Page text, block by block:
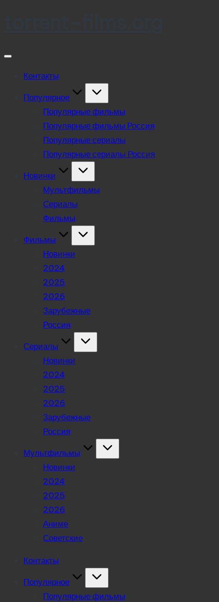
Контакты
Популярное
Популярные фильмы
Популярные фильмы Россия
Популярные сериалы
Популярные сериалы Россия
Новинки
Мультфильмы
Сериалы
Фильмы
Фильмы
Новинки
2024
2025
2026
Зарубежные
Россия
Сериалы
Новинки
2024
2025
2026
Зарубежные
Россия
Мультфильмы
Новинки
2024
2025
2026
Аниме
Советские
Контакты
Популярное
Популярные фильмы